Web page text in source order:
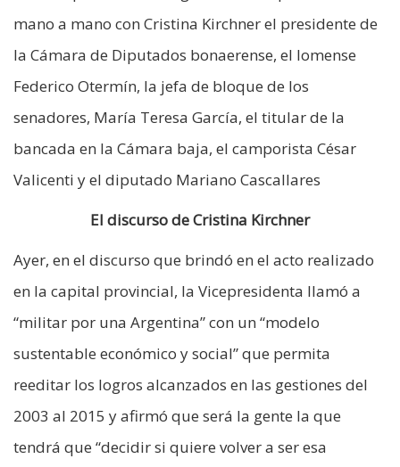
mano a mano con Cristina Kirchner el presidente de
la Cámara de Diputados bonaerense, el lomense
Federico Otermín, la jefa de bloque de los
senadores, María Teresa García, el titular de la
bancada en la Cámara baja, el camporista César
Valicenti y el diputado Mariano Cascallares
El discurso de Cristina Kirchner
Ayer, en el discurso que brindó en el acto realizado
en la capital provincial, la Vicepresidenta llamó a
“militar por una Argentina” con un “modelo
sustentable económico y social” que permita
reeditar los logros alcanzados en las gestiones del
2003 al 2015 y afirmó que será la gente la que
tendrá que “decidir si quiere volver a ser esa